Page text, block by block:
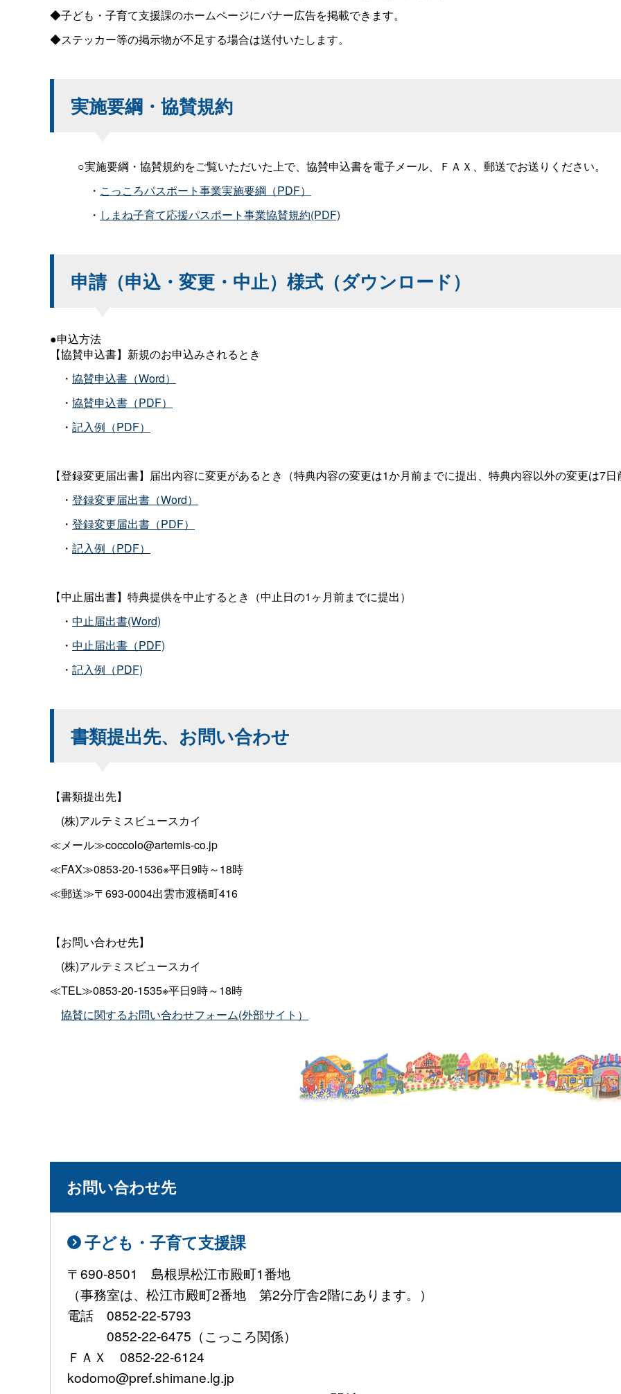
◆子ども・子育て支援課のホームページにバナー広告を掲載できます。
◆ステッカー等の掲示物が不足する場合は送付いたします。
実施要綱・協賛規約
○実施要綱・協賛規約をご覧いただいた上で、協賛申込書を電子メール、ＦＡＸ、郵送でお送りください。
・ こっころパスポート事業実施要綱（PDF）
・ しまね子育て応援パスポート事業協賛規約(PDF)
申請（申込・変更・中止）様式（ダウンロード）
●申込方法
【協賛申込書】新規のお申込みされるとき
・ 協賛申込書（Word）
・ 協賛申込書（PDF）
・ 記入例（PDF）
【登録変更届出書】届出内容に変更があるとき（特典内容の変更は1か月前までに提出、特典内容以外の変更は7日
・ 登録変更届出書（Word）
・ 登録変更届出書（PDF）
・ 記入例（PDF）
【中止届出書】特典提供を中止するとき（中止日の1ヶ月前までに提出）
・ 中止届出書(Word)
・ 中止届出書（PDF)
・ 記入例（PDF)
書類提出先、お問い合わせ
【書類提出先】
(株)アルテミスビュースカイ
≪メール≫coccolo@artemis-co.jp
≪FAX≫0853-20-1536※平日9時～18時
≪郵送≫〒693-0004出雲市渡橋町416
【お問い合わせ先】
(株)アルテミスビュースカイ
≪TEL≫0853-20-1535※平日9時～18時
協賛に関するお問い合わせフォーム(外部サイト）
お問い合わせ先
子ども・子育て支援課
〒690-8501 島根県松江市殿町1番地
（事務室は、松江市殿町2番地 第2分庁舎2階にあります。）
電話 0852-22-5793
0852-22-6475（こっころ関係）
ＦＡＸ 0852-22-6124
kodomo@pref.shimane.lg.jp